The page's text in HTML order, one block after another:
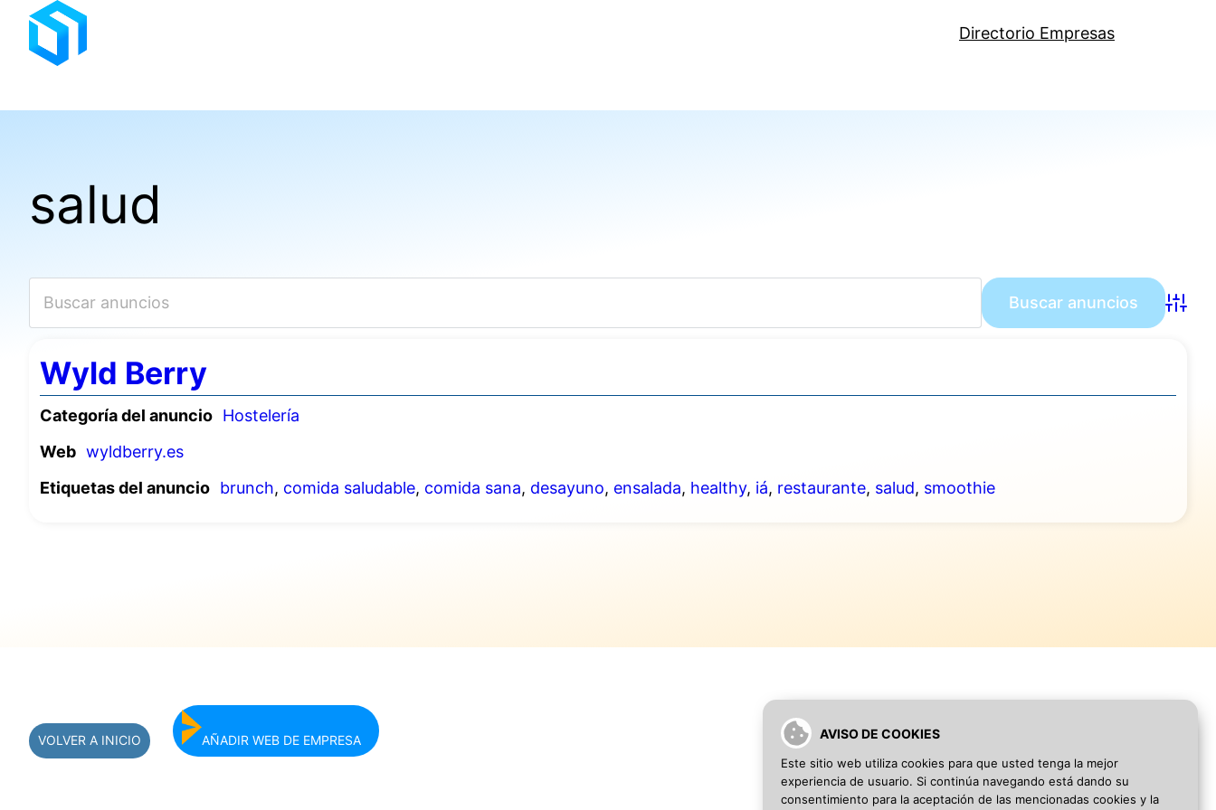
AVISO DE COOKIES
Este sitio web utiliza cookies para que usted tenga la mejor
experiencia de usuario. Si continúa navegando está dando su
consentimiento para la aceptación de las mencionadas cookies y la
Saltar
contenido
Directorio Empresas
salud
Wyld Berry
Categoría del anuncio Hostelería
Web wyldberry.es
Etiquetas del anuncio brunch, comida saludable, comida sana, desayuno, ensalada, healthy, iá, restaurante, salud, smoothie
VOLVER A INICIO AÑADIR WEB DE EMPRESA SEO Blog·Aviso Legal